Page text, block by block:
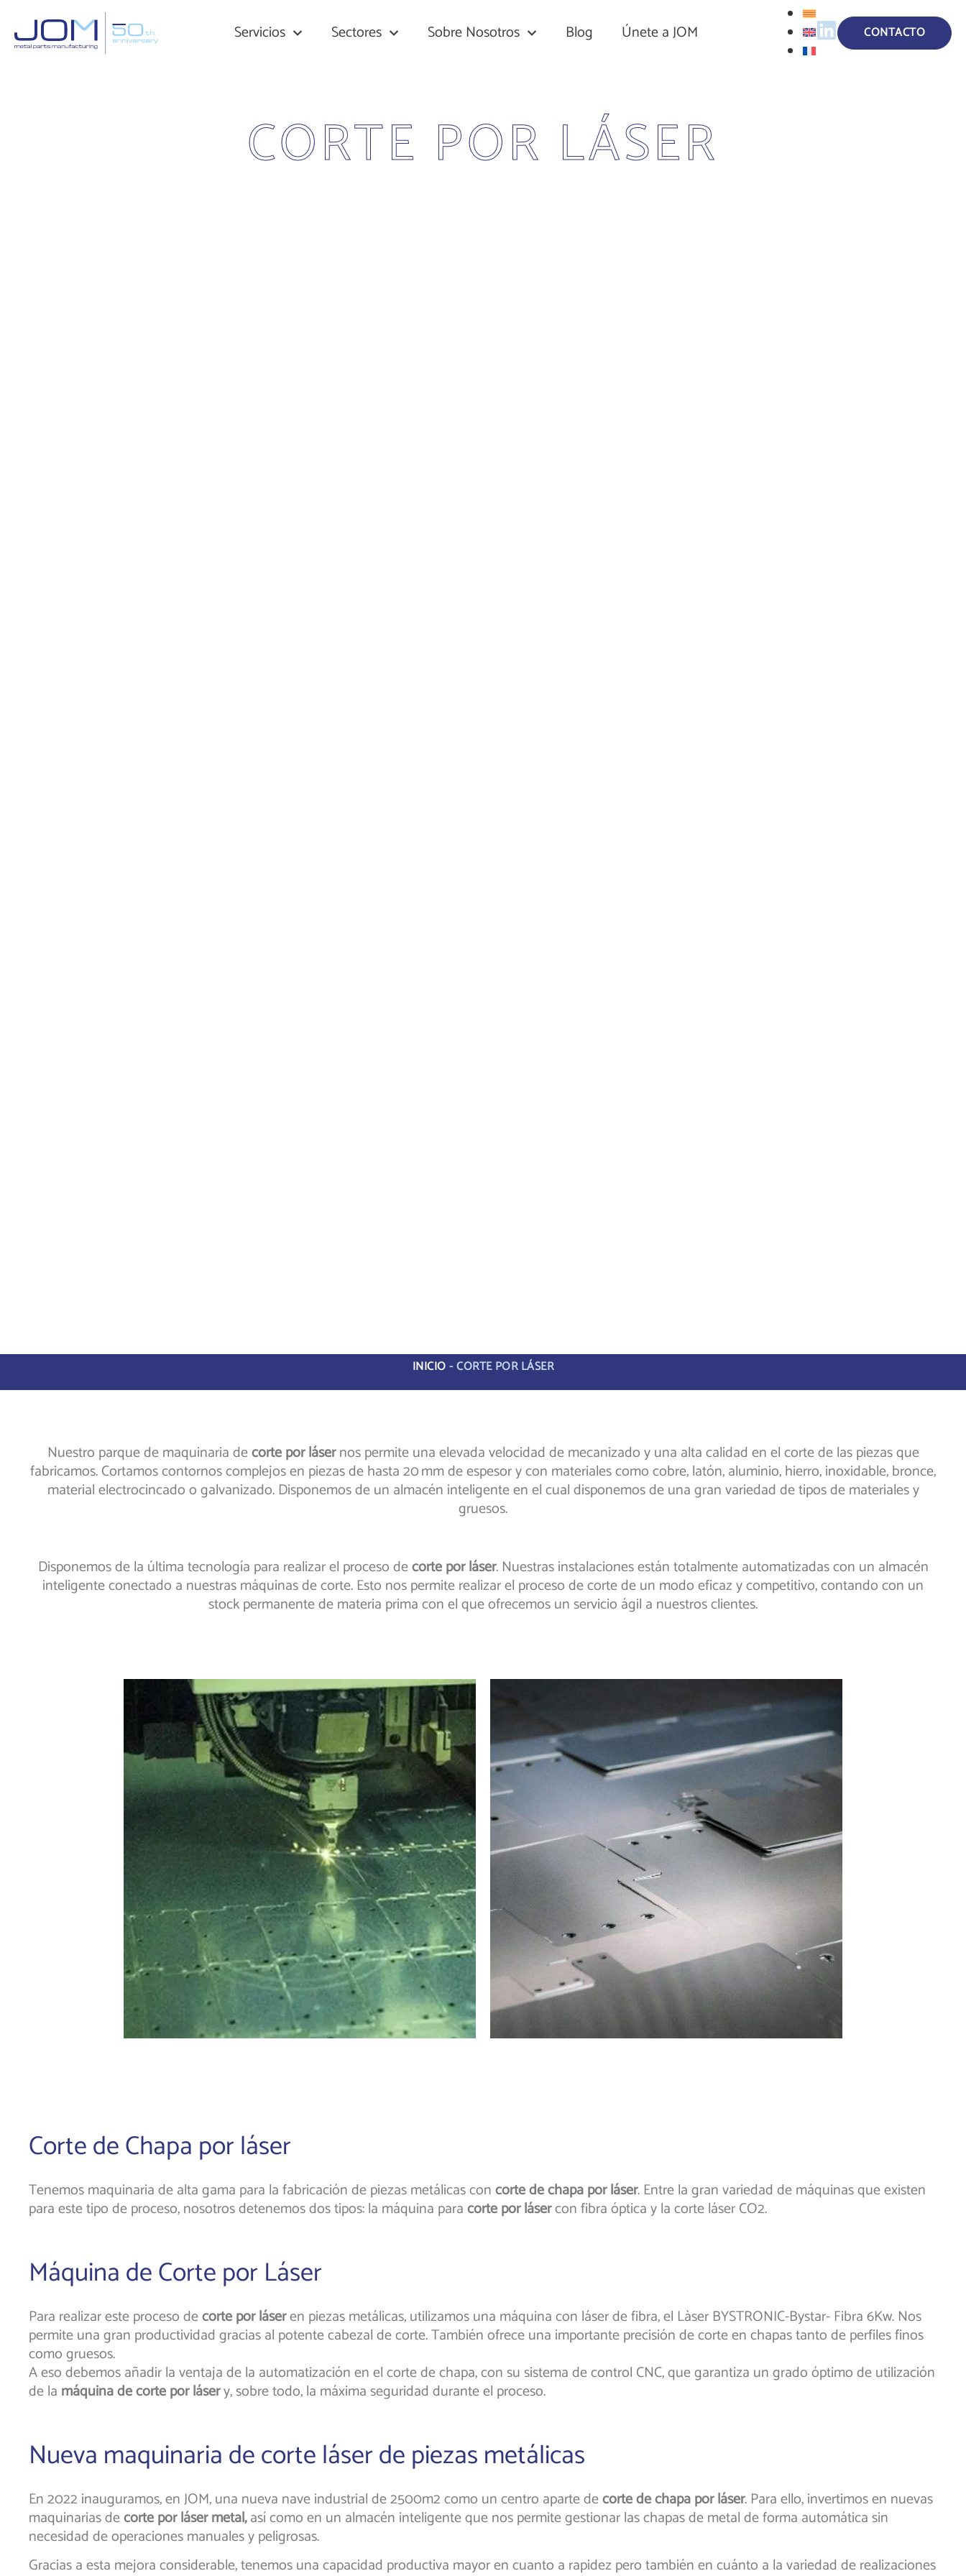
Servicios Sectores Sobre Nosotros Blog Únete a JOM CONTACTO
CORTE POR LÁSER
INICIO-CORTE POR LÁSER
Nuestro parque de maquinaria decorte por lásernos permite una elevada velocidad de mecanizado y una alta calidad en el corte de las piezas que
fabricamos. Cortamos contornos complejos en piezas de hasta 20 mm de espesor y con materiales como cobre, latón, aluminio, hierro, inoxidable, bronce,
material electrocincado o galvanizado. Disponemos de un almacén inteligente en el cual disponemos de una gran variedad de tipos de materiales y
gruesos.
Disponemos de la última tecnología para realizar el proceso decorte por láser. Nuestras instalaciones están totalmente automatizadas con un almacén
inteligente conectado a nuestras máquinas de corte. Esto nos permite realizar el proceso de corte de un modo eficaz y competitivo, contando con un
stock permanente de materia prima con el que ofrecemos un servicio ágil a nuestros clientes.
Corte de Chapa por láser
Tenemos maquinaria de alta gama para la fabricación de piezas metálicas concorte de chapa por láser. Entre la gran variedad de máquinas que existen
para este tipo de proceso, nosotros detenemos dos tipos: la máquina paracorte por lásercon fibra óptica y la corte láser CO2.
Máquina de Corte por Láser
Para realizar este proceso decorte por láseren piezas metálicas, utilizamos una máquina con láser de fibra, el Làser BYSTRONIC-Bystar- Fibra 6Kw. Nos
permite una gran productividad gracias al potente cabezal de corte. También ofrece una importante precisión de corte en chapas tanto de perfiles finos
como gruesos.
A eso debemos añadir la ventaja de la automatización en el corte de chapa, con su sistema de control CNC, que garantiza un grado óptimo de utilización
de la máquina de corte por lásery, sobre todo, la máxima seguridad durante el proceso.
Nueva maquinaria de corte láser de piezas metálicas
En 2022 inauguramos, en JOM, una nueva nave industrial de 2500m2 como un centro aparte decorte de chapa por láser. Para ello, invertimos en nuevas
maquinarias decorte por láser metal,así como en un almacén inteligente que nos permite gestionar las chapas de metal de forma automática sin
necesidad de operaciones manuales y peligrosas.
Gracias a esta mejora considerable, tenemos una capacidad productiva mayor en cuanto a rapidez pero también en cuánto a la variedad de realizaciones